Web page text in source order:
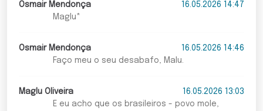
Osmair Mendonça
16.05.2026 14:47
Maglu*
Osmair Mendonça
16.05.2026 14:46
Faço meu o seu desabafo, Malu.
Maglu Oliveira
16.05.2026 13:03
E eu acho que os brasileiros - povo mole,